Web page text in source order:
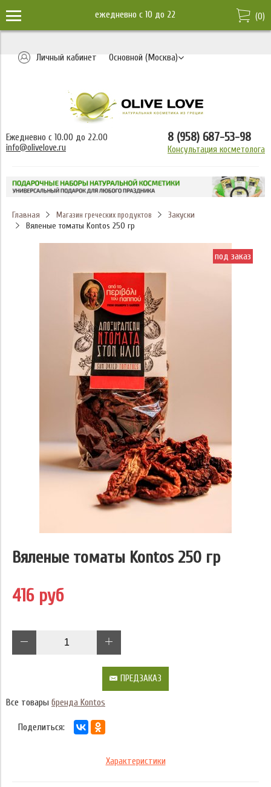
ежедневно c 10 до 22 (0)
Личный кабинет Основной (Москва)
Ежедневно с 10.00 до 22.00
info@olivelove.ru
8 (958) 687-53-98
Консультация косметолога
Главная Магазин греческих продуктов
Закуски
Вяленые томаты Kontos 250 гр
под заказ
Вяленые томаты Kontos 250 гр
416 руб
ПРЕДЗАКАЗ
Все товары бренда Kontos
Поделиться:
Характеристики